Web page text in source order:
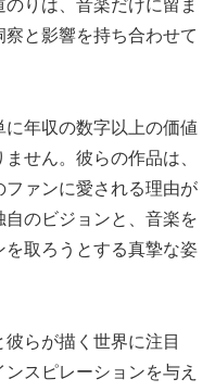
りは、音楽だけに留ま
と影響を持ち合わせて
年収の数字以上の価値
せん。彼らの作品は、
ァンに愛される理由が
のビジョンと、音楽を
取ろうとする真摯な姿
らが描く世界に注目
スピレーションを与え